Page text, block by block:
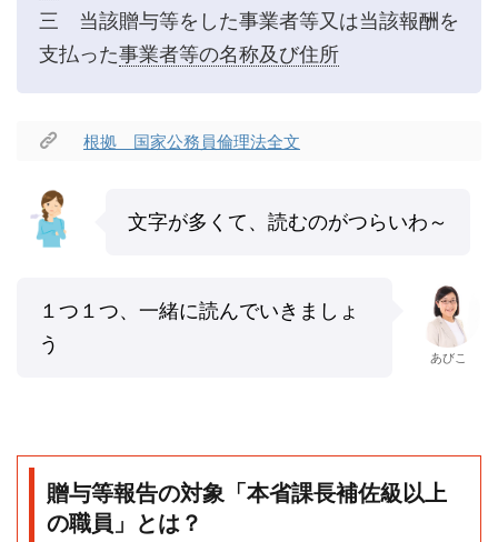
三 当該贈与等をした事業者等又は当該報酬を
支払った事業者等の名称及び住所
根拠 国家公務員倫理法全文
文字が多くて、読むのがつらいわ～
１つ１つ、一緒に読んでいきましょ
う
あびこ
贈与等報告の対象「本省課長補佐級以上
の職員」とは？